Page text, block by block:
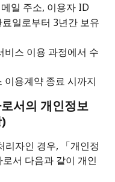
일 주소, 이용자 ID
일로부터 3년간 보유
비스 이용 과정에서 수
이용계약 종료 시까지
서의 개인정보
리자인 경우, 「개인정
서 다음과 같이 개인